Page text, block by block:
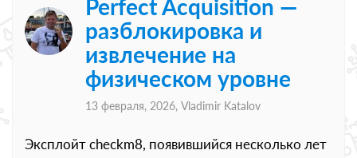
Perfect Acquisition —
разблокировка и
извлечение на
физическом уровне
13 февраля, 2026, Vladimir Katalov
Эксплойт checkm8, появившийся несколько лет